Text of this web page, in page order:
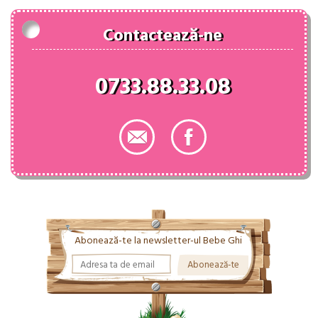
Contactează-ne
0733.88.33.08
Abonează-te la newsletter-ul Bebe Ghi